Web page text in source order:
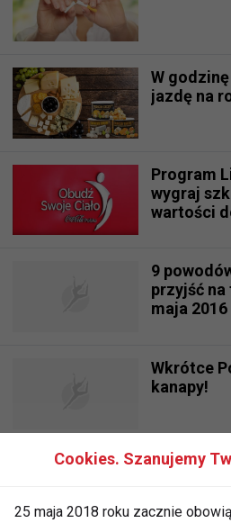
W
jazdę na
Program
wygraj
wartości
9
przyjść na
maja 2016
Wkrótce
kanapy!
FIT
Kielce
Cookies. Szanujemy
25 maja 2018 roku zacznie